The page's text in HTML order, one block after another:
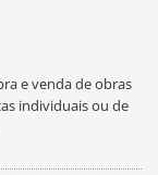
e venda de obras
individuais ou de